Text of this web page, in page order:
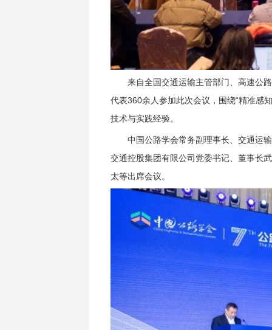
来自全国交通运输主管部门、高速公
代表360余人参加此次会议，围绕“精准感
技术与实践经验。
中国公路学会常务副理事长、交通运
交通控股集团有限公司党委书记、董事长
太等出席会议。